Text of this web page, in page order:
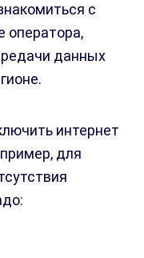
с
оператора,
данных
интернет
для